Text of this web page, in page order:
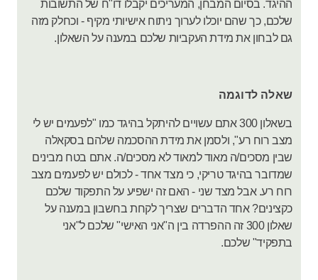
ההיגד. בסיום המבחן, המעריכים יקבלו דו"ח של התשובות
שלכם, כך שהם יוכלו לערוך ניתוח אישיותי מקיף - וכחלק מזה
גם לבחון את מידת העקביות שלכם במענה על השאלון.
שאלה לדוגמה
בשאלון 300 אתם עשויים להיתקל בהיגד כמו "לפעמים יש לי
מצב רוח רע", ולסמן את מידת ההסכמה שלהם בסקאלה
שבין מסכים/ה מאוד למאוד לא מסכים/ה. אתם בטח מבינים
שמדובר בהיגד טריקי, כי מצד אחד - לכולם יש לפעמים מצב
רוח רע. אבל מצד שני - האם זה ישפיע על התפקוד שלכם
כקצינים? אחד הדברים שצריך לקחת בחשבון במענה על
שאלון 300 זה ההפרדה בין ה"אני האישי" שלכם ל"אני
בתפקיד" שלכם.